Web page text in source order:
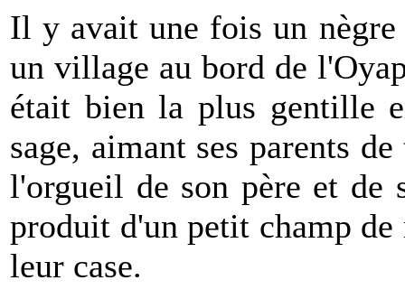
Il y avait une fois un nègre
un village au bord de
était bien la plus gentille
sage, aimant ses parents
l'orgueil de son père et
produit d'un petit champ
leur case.